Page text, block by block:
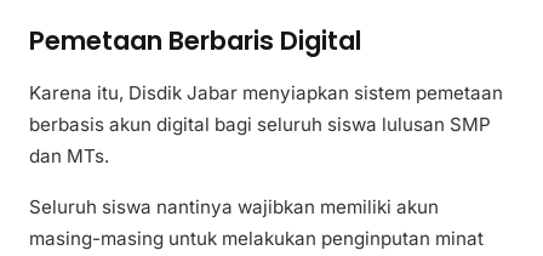
Pemetaan Berbaris Digital
Karena itu, Disdik Jabar menyiapkan sistem pemetaan
berbasis akun digital bagi seluruh siswa lulusan SMP
dan MTs.
Seluruh siswa nantinya wajibkan memiliki akun
masing-masing untuk melakukan penginputan minat